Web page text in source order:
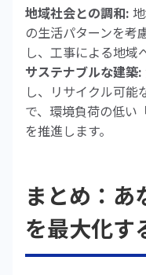
地域社会との調和:
の生活パターンを考
し、工事による地域
サステナブルな建築:
し、リサイクル可能
で、環境負荷の低い
を推進します。
まとめ：あ
を最大化す